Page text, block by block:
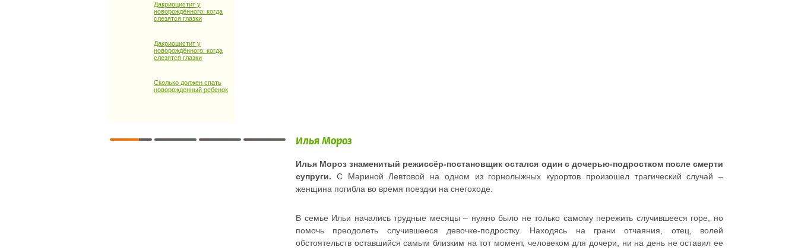
Дакриоцистит у
новорождённого: когда
слезятся глазки
Дакриоцистит у
новорождённого: когда
слезятся глазки
Сколько должен спать
новорожденный ребенок
Илья Мороз
Илья Мороз знаменитый режиссёр-постановщик остался один с дочерью-подростком после смерти
супруги. С Мариной Левтовой на одном из горнолыжных курортов произошел трагический случай –
женщина погибла во время поездки на снегоходе.
В семье Ильи начались трудные месяцы – нужно было не только самому пережить случившееся горе, но
помочь преодолеть случившееся девочке-подростку. Находясь на грани отчаяния, отец, волей
обстоятельств оставшийся самым близким на тот момент, человеком для дочери, ни на день не оставил ее